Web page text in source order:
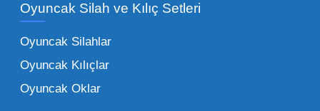
tarafından tercih edilentoptan eğitici
ebeveynlerin son yıllarda en çok satın aldığı
ürün grupları arasında yer almaktadır.
Oyuncak Araçlar:
Oyuncak Silah ve Kılıç Setleri
Oyuncak Silahlar
Oyuncak Kılıçlar
Oyuncak Oklar